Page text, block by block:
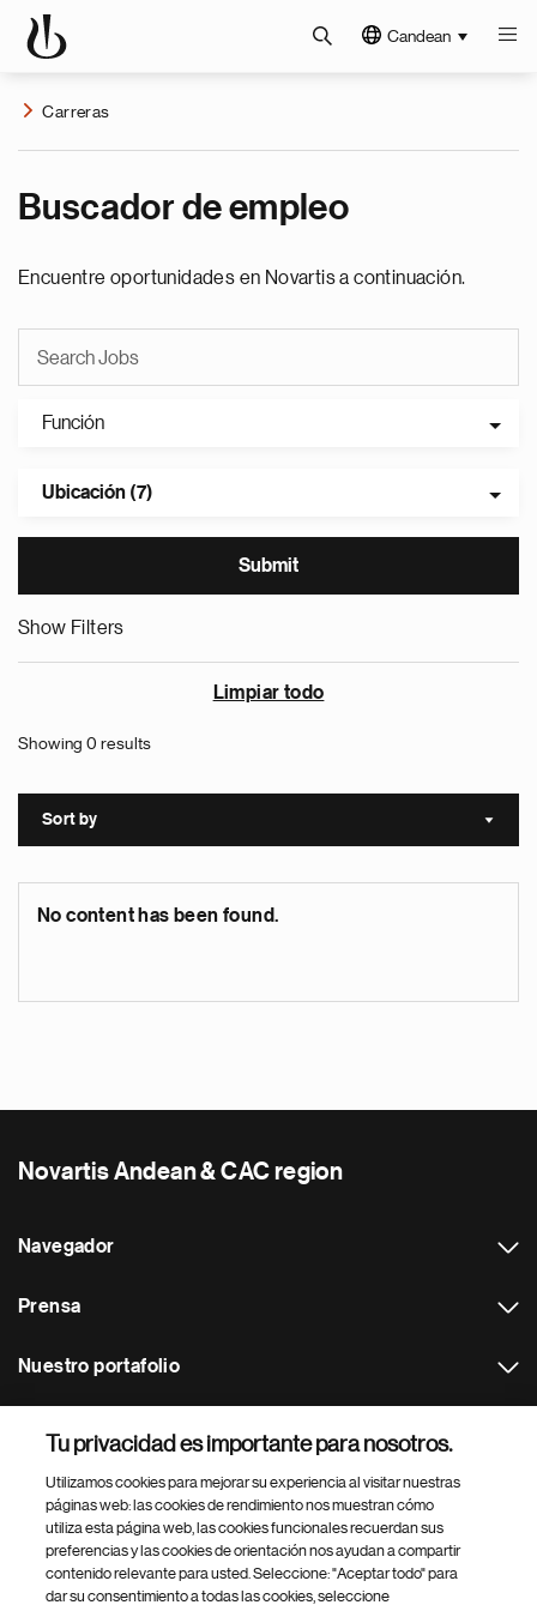
Candean
Carreras
Buscador de empleo
Encuentre oportunidades en Novartis a continuación.
Función
Ubicación (7)
Show Filters
Limpiar todo
Showing 0 results
Sort by Sort
No content has been found.
Novartis Andean & CAC region
Navegador
Prensa
Nuestro portafolio
Footer Site Search
Tu privacidad es importante para nosotros.
Utilizamos cookies para mejorar su experiencia al visitar nuestras
páginas web: las cookies de rendimiento nos muestran cómo
utiliza esta página web, las cookies funcionales recuerdan sus
preferencias y las cookies de orientación nos ayudan a compartir
contenido relevante para usted. Seleccione: "Aceptar todo" para
dar su consentimiento a todas las cookies, seleccione